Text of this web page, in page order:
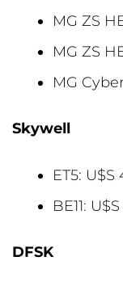
MG ZS
MG ZS
MG
Skywell
ET5:
BE11:
DFSK